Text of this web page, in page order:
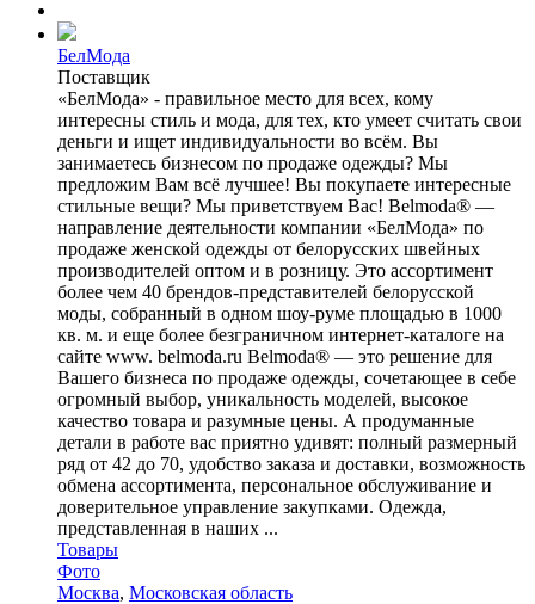
БелМода
Поставщик
«БелМода» - правильное место для всех, кому
интересны стиль и мода, для тех, кто умеет считать свои
деньги и ищет индивидуальности во всём. Вы
занимаетесь бизнесом по продаже одежды? Мы
предложим Вам всё лучшее! Вы покупаете интересные
стильные вещи? Мы приветствуем Вас! Belmoda® —
направление деятельности компании «БелМода» по
продаже женской одежды от белорусских швейных
производителей оптом и в розницу. Это ассортимент
более чем 40 брендов-представителей белорусской
моды, собранный в одном шоу-руме площадью в 1000
кв. м. и еще более безграничном интернет-каталоге на
сайте www. belmoda.ru Belmoda® — это решение для
Вашего бизнеса по продаже одежды, сочетающее в себе
огромный выбор, уникальность моделей, высокое
качество товара и разумные цены. А продуманные
детали в работе вас приятно удивят: полный размерный
ряд от 42 до 70, удобство заказа и доставки, возможность
обмена ассортимента, персональное обслуживание и
доверительное управление закупками. Одежда,
представленная в наших ...
Товары
Фото
Москва, Московская область